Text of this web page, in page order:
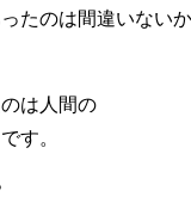
たのは間違いない
は人間の
す。